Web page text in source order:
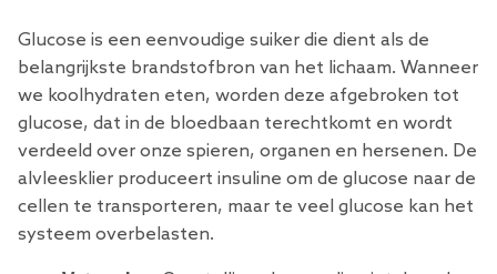
Glucose is een eenvoudige suiker die dient als de
belangrijkste brandstofbron van het lichaam. Wanneer
we koolhydraten eten, worden deze afgebroken tot
glucose, dat in de bloedbaan terechtkomt en wordt
verdeeld over onze spieren, organen en hersenen. De
alvleesklier produceert insuline om de glucose naar de
cellen te transporteren, maar te veel glucose kan het
systeem overbelasten.